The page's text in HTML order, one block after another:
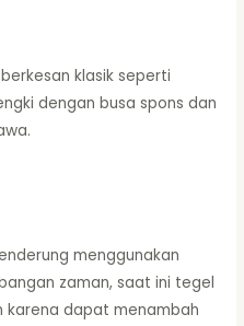
klasik seperti
dengan busa spons dan
menggunakan
zaman, saat ini tegel
karena dapat menambah